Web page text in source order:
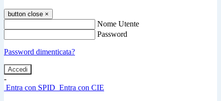
button close ×
Nome Utente
Password
Password dimenticata?
-
Entra con SPID Entra con CIE